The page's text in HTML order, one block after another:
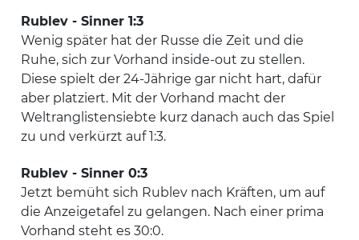
Rublev - Sinner 1:3
Wenig später hat der Russe die Zeit und die
Ruhe, sich zur Vorhand inside-out zu stellen.
Diese spielt der 24-Jährige gar nicht hart, dafür
aber platziert. Mit der Vorhand macht der
Weltranglistensiebte kurz danach auch das Spiel
zu und verkürzt auf 1:3.
Rublev - Sinner 0:3
Jetzt bemüht sich Rublev nach Kräften, um auf
die Anzeigetafel zu gelangen. Nach einer prima
Vorhand steht es 30:0.